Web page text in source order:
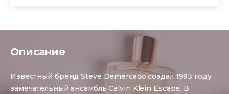
Описание
Известный бренд Steve Demercado создал 1993 году
замечательный ансамбль Calvin Klein Escape. В